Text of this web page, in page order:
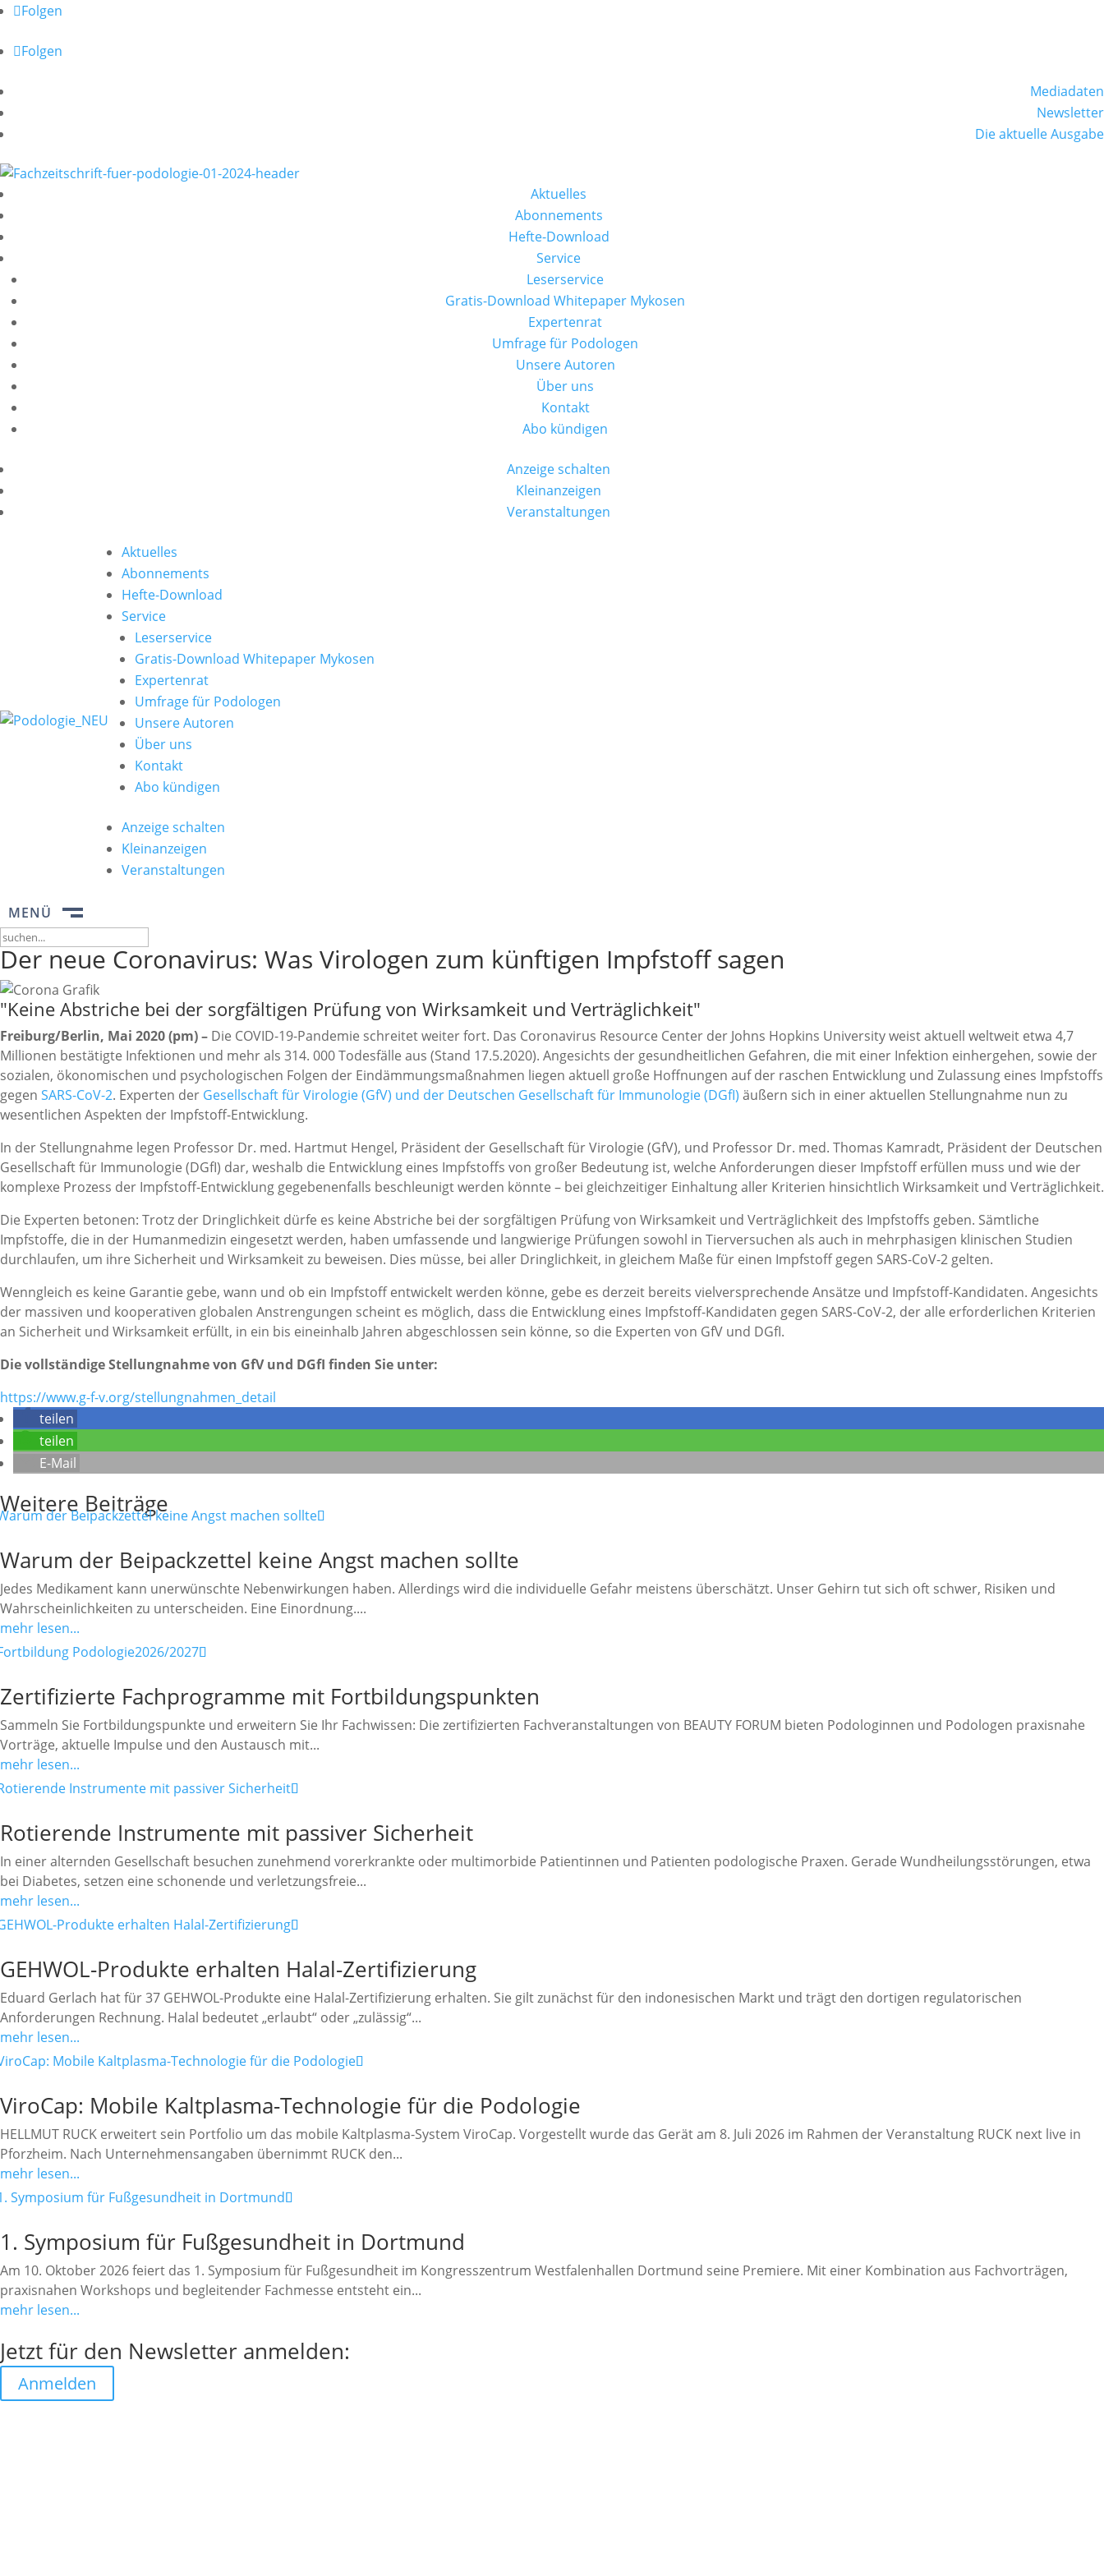
Folgen
Folgen
Mediadaten
Newsletter
Die aktuelle Ausgabe
Aktuelles
Abonnements
Hefte-Download
Service
Leserservice
Gratis-Download Whitepaper Mykosen
Expertenrat
Umfrage für Podologen
Unsere Autoren
Über uns
Kontakt
Abo kündigen
Anzeige schalten
Kleinanzeigen
Veranstaltungen
Aktuelles
Abonnements
Hefte-Download
Service
Leserservice
Gratis-Download Whitepaper Mykosen
Expertenrat
Umfrage für Podologen
Unsere Autoren
Über uns
Kontakt
Abo kündigen
Anzeige schalten
Kleinanzeigen
Veranstaltungen
MENÜ
Suchen
nach:
Der neue Coronavirus: Was Virologen zum künftigen Impfstoff sagen
"Keine Abstriche bei der sorgfältigen Prüfung von Wirksamkeit und Verträglichkeit"
Freiburg/Berlin, Mai 2020 (pm) – Die COVID-19-Pandemie schreitet weiter fort. Das Coronavirus Resource Center der Johns Hopkins University weist aktuell weltweit etwa 4,7
Millionen bestätigte Infektionen und mehr als 314. 000 Todesfälle aus (Stand 17.5.2020). Angesichts der gesundheitlichen Gefahren, die mit einer Infektion einhergehen, sowie der
sozialen, ökonomischen und psychologischen Folgen der Eindämmungsmaßnahmen liegen aktuell große Hoffnungen auf der raschen Entwicklung und Zulassung eines Impfstoffs
gegen SARS-CoV-2. Experten der Gesellschaft für Virologie (GfV) und der Deutschen Gesellschaft für Immunologie (DGfI) äußern sich in einer aktuellen Stellungnahme nun zu
wesentlichen Aspekten der Impfstoff-Entwicklung.
In der Stellungnahme legen Professor Dr. med. Hartmut Hengel, Präsident der Gesellschaft für Virologie (GfV), und Professor Dr. med. Thomas Kamradt, Präsident der Deutschen
Gesellschaft für Immunologie (DGfI) dar, weshalb die Entwicklung eines Impfstoffs von großer Bedeutung ist, welche Anforderungen dieser Impfstoff erfüllen muss und wie der
komplexe Prozess der Impfstoff-Entwicklung gegebenenfalls beschleunigt werden könnte – bei gleichzeitiger Einhaltung aller Kriterien hinsichtlich Wirksamkeit und Verträglichkeit.
Die Experten betonen: Trotz der Dringlichkeit dürfe es keine Abstriche bei der sorgfältigen Prüfung von Wirksamkeit und Verträglichkeit des Impfstoffs geben. Sämtliche
Impfstoffe, die in der Humanmedizin eingesetzt werden, haben umfassende und langwierige Prüfungen sowohl in Tierversuchen als auch in mehrphasigen klinischen Studien
durchlaufen, um ihre Sicherheit und Wirksamkeit zu beweisen. Dies müsse, bei aller Dringlichkeit, in gleichem Maße für einen Impfstoff gegen SARS-CoV-2 gelten.
Wenngleich es keine Garantie gebe, wann und ob ein Impfstoff entwickelt werden könne, gebe es derzeit bereits vielversprechende Ansätze und Impfstoff-Kandidaten. Angesichts
der massiven und kooperativen globalen Anstrengungen scheint es möglich, dass die Entwicklung eines Impfstoff-Kandidaten gegen SARS-CoV-2, der alle erforderlichen Kriterien
an Sicherheit und Wirksamkeit erfüllt, in ein bis eineinhalb Jahren abgeschlossen sein könne, so die Experten von GfV und DGfI.
Die vollständige Stellungnahme von GfV und DGfI finden Sie unter:
https://www.g-f-v.org/stellungnahmen_detail
teilen
teilen
E-Mail
Weitere Beiträge
Warum der Beipackzettel keine Angst machen sollte
Jedes Medikament kann unerwünschte Nebenwirkungen haben. Allerdings wird die individuelle Gefahr meistens überschätzt. Unser Gehirn tut sich oft schwer, Risiken und
Wahrscheinlichkeiten zu unterscheiden. Eine Einordnung....
mehr lesen...
Zertifizierte Fachprogramme mit Fortbildungspunkten
Sammeln Sie Fortbildungspunkte und erweitern Sie Ihr Fachwissen: Die zertifizierten Fachveranstaltungen von BEAUTY FORUM bieten Podologinnen und Podologen praxisnahe
Vorträge, aktuelle Impulse und den Austausch mit...
mehr lesen...
Rotierende Instrumente mit passiver Sicherheit
In einer alternden Gesellschaft besuchen zunehmend vorerkrankte oder multimorbide Patientinnen und Patienten podologische Praxen. Gerade Wundheilungsstörungen, etwa
bei Diabetes, setzen eine schonende und verletzungsfreie...
mehr lesen...
GEHWOL-Produkte erhalten Halal-Zertifizierung
Eduard Gerlach hat für 37 GEHWOL-Produkte eine Halal-Zertifizierung erhalten. Sie gilt zunächst für den indonesischen Markt und trägt den dortigen regulatorischen
Anforderungen Rechnung. Halal bedeutet „erlaubt“ oder „zulässig“...
mehr lesen...
ViroCap: Mobile Kaltplasma-Technologie für die Podologie
HELLMUT RUCK erweitert sein Portfolio um das mobile Kaltplasma-System ViroCap. Vorgestellt wurde das Gerät am 8. Juli 2026 im Rahmen der Veranstaltung RUCK next live in
Pforzheim. Nach Unternehmensangaben übernimmt RUCK den...
mehr lesen...
1. Symposium für Fußgesundheit in Dortmund
Am 10. Oktober 2026 feiert das 1. Symposium für Fußgesundheit im Kongresszentrum Westfalenhallen Dortmund seine Premiere. Mit einer Kombination aus Fachvorträgen,
praxisnahen Workshops und begleitender Fachmesse entsteht ein...
mehr lesen...
Jetzt für den Newsletter anmelden:
Anmelden